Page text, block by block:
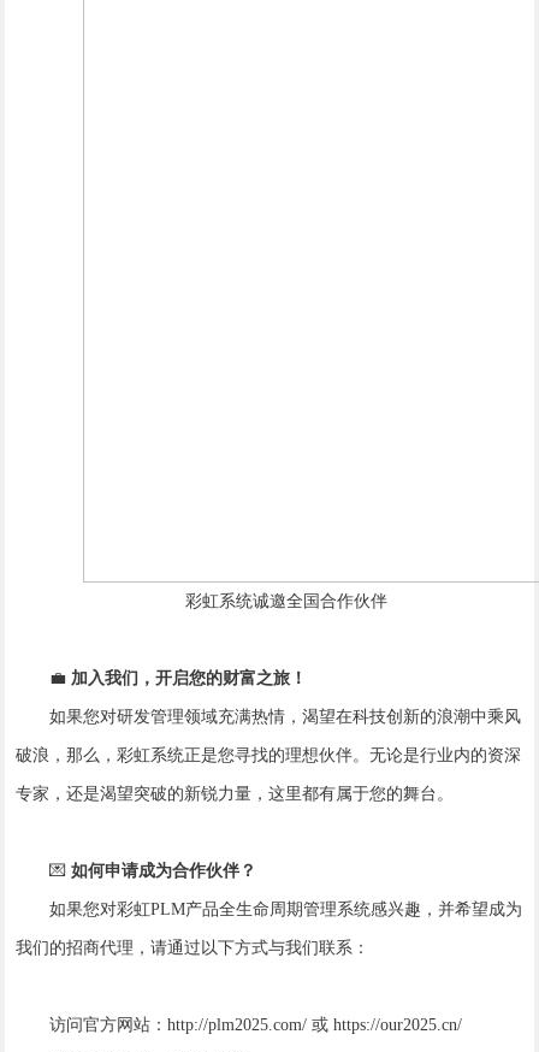
彩虹系统诚邀全国合作伙伴
💼 加入我们，开启您的财富之旅！
如果您对研发管理领域充满热情，渴望在科技创新的浪潮中乘风
破浪，那么，彩虹系统正是您寻找的理想伙伴。无论是行业内的资深
专家，还是渴望突破的新锐力量，这里都有属于您的舞台。
💌 如何申请成为合作伙伴？
如果您对彩虹PLM产品全生命周期管理系统感兴趣，并希望成为
我们的招商代理，请通过以下方式与我们联系：
访问官方网站：http://plm2025.com/ 或 https://our2025.cn/